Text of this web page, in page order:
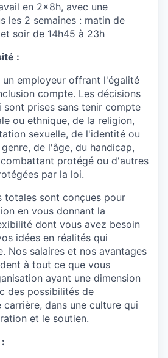
en 2x8h, avec une
les 2 semaines : matin de
soir de 14h45 à 23h
:
un employeur offrant l'égalité
compte. Les décisions
sont prises sans tenir compte
ou ethnique, de la religion,
sexuelle, de l'identité ou
de l'âge, du handicap,
protégé ou d'autres
par la loi.
totales sont conçues pour
en vous donnant la
dont vous avez besoin
idées en réalités qui
Nos salaires et nos avantages
à tout ce que vous
ayant une dimension
des possibilités de
dans une culture qui
et le soutien.